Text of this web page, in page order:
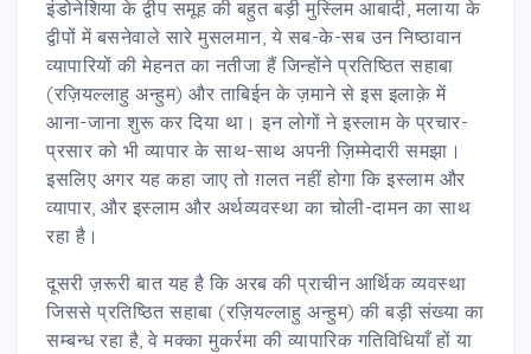
इंडोनेशिया के द्वीप समूह की बहुत बड़ी मुस्लिम आबादी, मलाया के
द्वीपों में बसनेवाले सारे मुसलमान, ये सब-के-सब उन निष्ठावान
व्यापारियों की मेहनत का नतीजा हैं जिन्होंने प्रतिष्ठित सहाबा
(रज़ियल्लाहु अन्हुम) और ताबिईन के ज़माने से इस इलाक़े में
आना-जाना शुरू कर दिया था। इन लोगों ने इस्लाम के प्रचार-
प्रसार को भी व्यापार के साथ-साथ अपनी ज़िम्मेदारी समझा।
इसलिए अगर यह कहा जाए तो ग़लत नहीं होगा कि इस्लाम और
व्यापार, और इस्लाम और अर्थव्यवस्था का चोली-दामन का साथ
रहा है।
दूसरी ज़रूरी बात यह है कि अरब की प्राचीन आर्थिक व्यवस्था
जिससे प्रतिष्ठित सहाबा (रज़ियल्लाहु अन्हुम) की बड़ी संख्या का
सम्बन्ध रहा है, वे मक्का मुकर्रमा की व्यापारिक गतिविधियाँ हों या